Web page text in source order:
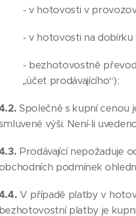
- v hotovosti v
- v hotovosti na dobírku
- bezhotovostně
„účet prodávajícího“);
Společně s kupní cenou
výši. Není-li
Prodávající nepožaduje
podmínek
V případě platby v
bezhotovostní platby je